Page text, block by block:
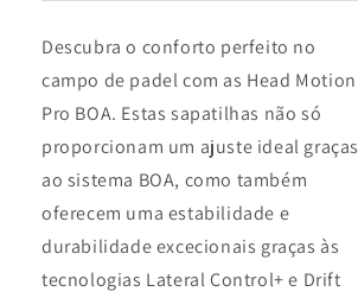
Descubra o conforto perfeito no
campo de padel com as Head Motion
Pro BOA. Estas sapatilhas não só
proporcionam um ajuste ideal graças
ao sistema BOA, como também
oferecem uma estabilidade e
durabilidade excecionais graças às
tecnologias Lateral Control+ e Drift